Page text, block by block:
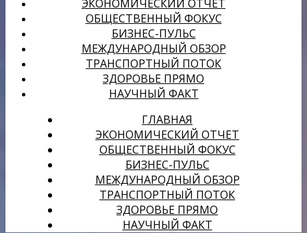
ЭКОНОМИЧЕСКИЙ ОТЧЕТ
ОБЩЕСТВЕННЫЙ ФОКУС
БИЗНЕС-ПУЛЬС
МЕЖДУНАРОДНЫЙ ОБЗОР
ТРАНСПОРТНЫЙ ПОТОК
ЗДОРОВЬЕ ПРЯМО
НАУЧНЫЙ ФАКТ
ГЛАВНАЯ
ЭКОНОМИЧЕСКИЙ ОТЧЕТ
ОБЩЕСТВЕННЫЙ ФОКУС
БИЗНЕС-ПУЛЬС
МЕЖДУНАРОДНЫЙ ОБЗОР
ТРАНСПОРТНЫЙ ПОТОК
ЗДОРОВЬЕ ПРЯМО
НАУЧНЫЙ ФАКТ